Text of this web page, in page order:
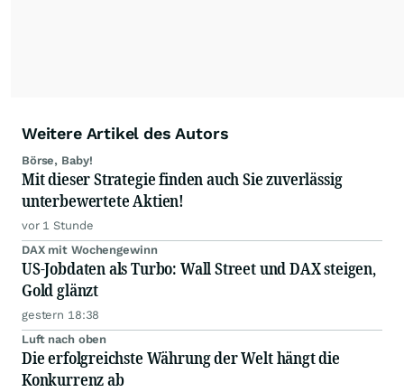
Weitere Artikel des Autors
Börse, Baby!
Mit dieser Strategie finden auch Sie zuverlässig
unterbewertete Aktien!
vor 1 Stunde
DAX mit Wochengewinn
US-Jobdaten als Turbo: Wall Street und DAX steigen,
Gold glänzt
gestern 18:38
Luft nach oben
Die erfolgreichste Währung der Welt hängt die
Konkurrenz ab